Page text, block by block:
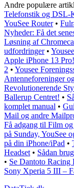
Andre populære
Telefonstik og DSL-
YouSee Router•
Nyheder: Få det
Løsning af
udfordringer•
Apple iPhone 13 Pro!
2 • Yousee
Antenneforeninger
Revolutionerende
Ballerup Centret! •
komplet manual •
Mail og andre
Få adgang til Film
på Sunday, YouSee
på din iPhone/iPad •
Headset • Sådan
• Se Dantoto
Sony Xperia 5 III –